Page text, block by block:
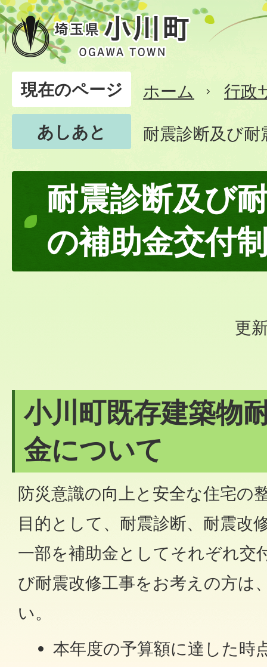
現在のページ ホーム
行政
あしあと
耐震診断及び
耐震診断及び
の補助金交付
更
小川町既存建築物
金について
防災意識の向上と安全な住宅の
目的として、耐震診断、耐震改
一部を補助金としてそれぞれ交
び耐震改修工事をお考えの方は
い。
本年度の予算額に達した時